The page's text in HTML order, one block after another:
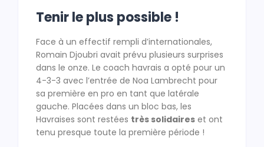
Tenir le plus possible !
Face à un effectif rempli d’internationales,
Romain Djoubri avait prévu plusieurs surprises
dans le onze. Le coach havrais a opté pour un
4-3-3 avec l’entrée de Noa Lambrecht pour
sa première en pro en tant que latérale
gauche. Placées dans un bloc bas, les
Havraises sont restées très solidaires et ont
tenu presque toute la première période !